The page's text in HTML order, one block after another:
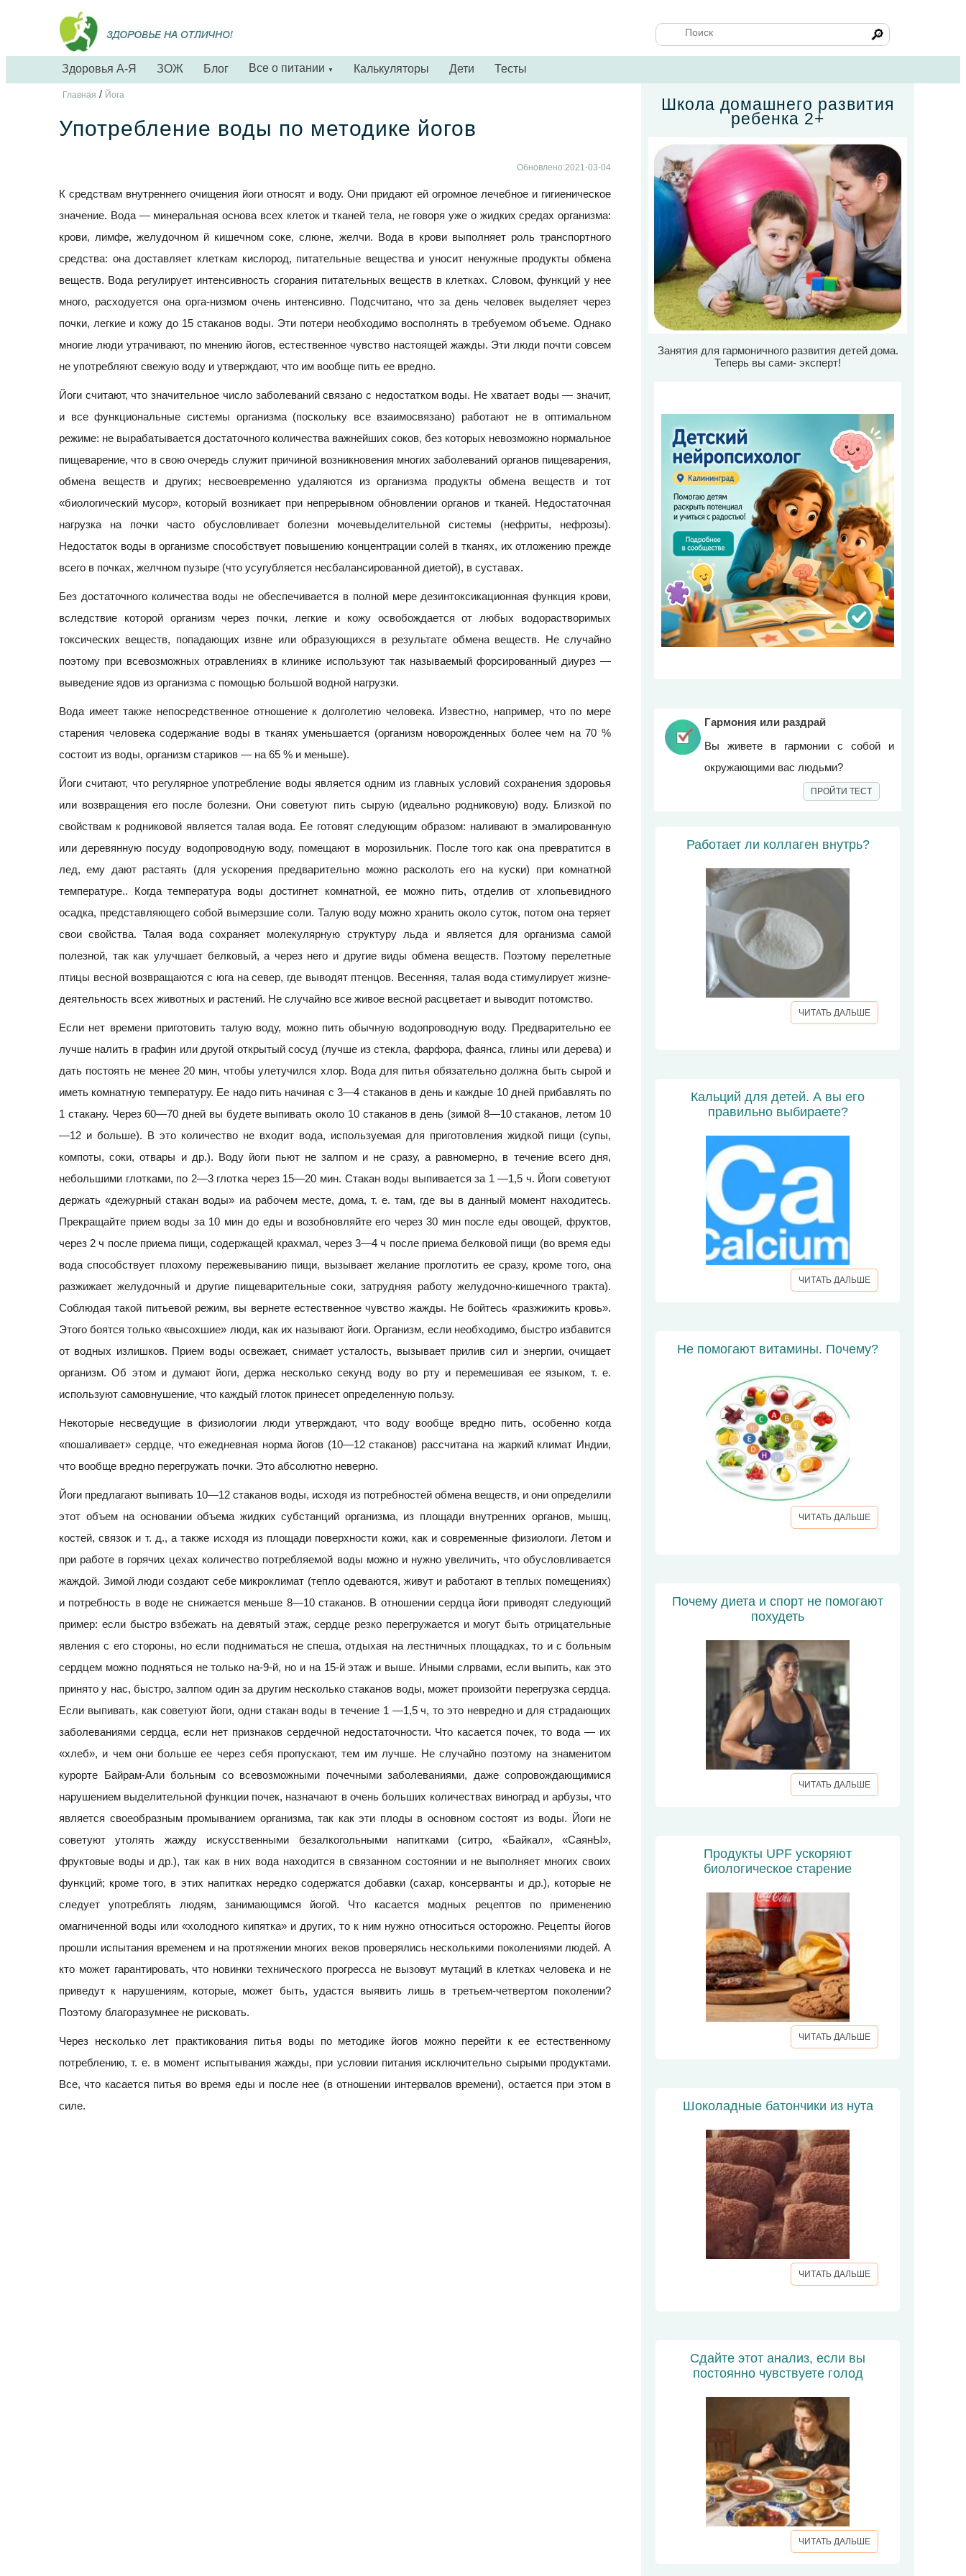
🔎
Здоровья А-Я ЗОЖ Блог Все о питании ▼ Калькуляторы Дети Тесты
Главная / Йога
Употребление воды по методике йогов
Обновлено:2021-03-04
К средствам внутреннего очищения йоги относят и воду. Они придают ей огромное лечебное и гигиеническое
значение. Вода — минеральная основа всех клеток и тканей тела, не говоря уже о жидких средах организма:
крови, лимфе, желудочном й кишечном соке, слюне, желчи. Вода в крови выполняет роль транспортного
средства: она доставляет клеткам кислород, питательные вещества и уносит ненужные продукты обмена
веществ. Вода регулирует интенсивность сгорания питательных веществ в клетках. Словом, функций у нее
много, расходуется она орга-низмом очень интенсивно. Подсчитано, что за день человек выделяет через
почки, легкие и кожу до 15 стаканов воды. Эти потери необходимо восполнять в требуемом объеме. Однако
многие люди утрачивают, по мнению йогов, естественное чувство настоящей жажды. Эти люди почти совсем
не употребляют свежую воду и утверждают, что им вообще пить ее вредно.
Йоги считают, что значительное число заболеваний связано с недостатком воды. Не хватает воды — значит,
и все функциональные системы организма (поскольку все взаимосвязано) работают не в оптимальном
режиме: не вырабатывается достаточного количества важнейших соков, без которых невозможно нормальное
пищеварение, что в свою очередь служит причиной возникновения многих заболеваний органов пищеварения,
обмена веществ и других; несвоевременно удаляются из организма продукты обмена веществ и тот
«биологический мусор», который возникает при непрерывном обновлении органов и тканей. Недостаточная
нагрузка на почки часто обусловливает болезни мочевыделительной системы (нефриты, нефрозы).
Недостаток воды в организме способствует повышению концентрации солей в тканях, их отложению прежде
всего в почках, желчном пузыре (что усугубляется несбалансированной диетой), в суставах.
Без достаточного количества воды не обеспечивается в полной мере дезинтоксикационная функция крови,
вследствие которой организм через почки, легкие и кожу освобождается от любых водорастворимых
токсических веществ, попадающих извне или образующихся в результате обмена веществ. Не случайно
поэтому при всевозможных отравлениях в клинике используют так называемый форсированный диурез —
выведение ядов из организма с помощью большой водной нагрузки.
Вода имеет также непосредственное отношение к долголетию человека. Известно, например, что по мере
старения человека содержание воды в тканях уменьшается (организм новорожденных более чем на 70 %
состоит из воды, организм стариков — на 65 % и меньше).
Йоги считают, что регулярное употребление воды является одним из главных условий сохранения здоровья
или возвращения его после болезни. Они советуют пить сырую (идеально родниковую) воду. Близкой по
свойствам к родниковой является талая вода. Ее готовят следующим образом: наливают в эмалированную
или деревянную посуду водопроводную воду, помещают в морозильник. После того как она превратится в
лед, ему дают растаять (для ускорения предварительно можно расколоть его на куски) при комнатной
температуре.. Когда температура воды достигнет комнатной, ее можно пить, отделив от хлопьевидного
осадка, представляющего собой вымерзшие соли. Талую воду можно хранить около суток, потом она теряет
свои свойства. Талая вода сохраняет молекулярную структуру льда и является для организма самой
полезной, так как улучшает белковый, а через него и другие виды обмена веществ. Поэтому перелетные
птицы весной возвращаются с юга на север, где выводят птенцов. Весенняя, талая вода стимулирует жизне-
деятельность всех животных и растений. Не случайно все живое весной расцветает и выводит потомство.
Если нет времени приготовить талую воду, можно пить обычную водопроводную воду. Предварительно ее
лучше налить в графин или другой открытый сосуд (лучше из стекла, фарфора, фаянса, глины или дерева) и
дать постоять не менее 20 мин, чтобы улетучился хлор. Вода для питья обязательно должна быть сырой и
иметь комнатную температуру. Ее надо пить начиная с 3—4 стаканов в день и каждые 10 дней прибавлять по
1 стакану. Через 60—70 дней вы будете выпивать около 10 стаканов в день (зимой 8—10 стаканов, летом 10
—12 и больше). В это количество не входит вода, используемая для приготовления жидкой пищи (супы,
компоты, соки, отвары и др.). Воду йоги пьют не залпом и не сразу, а равномерно, в течение всего дня,
небольшими глотками, по 2—3 глотка через 15—20 мин. Стакан воды выпивается за 1 —1,5 ч. Йоги советуют
держать «дежурный стакан воды» иа рабочем месте, дома, т. е. там, где вы в данный момент находитесь.
Прекращайте прием воды за 10 мин до еды и возобновляйте его через 30 мин после еды овощей, фруктов,
через 2 ч после приема пищи, содержащей крахмал, через 3—4 ч после приема белковой пищи (во время еды
вода способствует плохому пережевыванию пищи, вызывает желание проглотить ее сразу, кроме того, она
разжижает желудочный и другие пищеварительные соки, затрудняя работу желудочно-кишечного тракта).
Соблюдая такой питьевой режим, вы вернете естественное чувство жажды. Не бойтесь «разжижить кровь».
Этого боятся только «высохшие» люди, как их называют йоги. Организм, если необходимо, быстро избавится
от водных излишков. Прием воды освежает, снимает усталость, вызывает прилив сил и энергии, очищает
организм. Об этом и думают йоги, держа несколько секунд воду во рту и перемешивая ее языком, т. е.
используют самовнушение, что каждый глоток принесет определенную пользу.
Некоторые несведущие в физиологии люди утверждают, что воду вообще вредно пить, особенно когда
«пошаливает» сердце, что ежедневная норма йогов (10—12 стаканов) рассчитана на жаркий климат Индии,
что вообще вредно перегружать почки. Это абсолютно неверно.
Йоги предлагают выпивать 10—12 стаканов воды, исходя из потребностей обмена веществ, и они определили
этот объем на основании объема жидких субстанций организма, из площади внутренних органов, мышц,
костей, связок и т. д., а также исходя из площади поверхности кожи, как и современные физиологи. Летом и
при работе в горячих цехах количество потребляемой воды можно и нужно увеличить, что обусловливается
жаждой. Зимой люди создают себе микроклимат (тепло одеваются, живут и работают в теплых помещениях)
и потребность в воде не снижается меньше 8—10 стаканов. В отношении сердца йоги приводят следующий
пример: если быстро взбежать на девятый этаж, сердце резко перегружается и могут быть отрицательные
явления с его стороны, но если подниматься не спеша, отдыхая на лестничных площадках, то и с больным
сердцем можно подняться не только на-9-й, но и на 15-й этаж и выше. Иными слрвами, если выпить, как это
принято у нас, быстро, залпом один за другим несколько стаканов воды, может произойти перегрузка сердца.
Если выпивать, как советуют йоги, одни стакан воды в течение 1 —1,5 ч, то это невредно и для страдающих
заболеваниями сердца, если нет признаков сердечной недостаточности. Что касается почек, то вода — их
«хлеб», и чем они больше ее через себя пропускают, тем им лучше. Не случайно поэтому на знаменитом
курорте Байрам-Али больным со всевозможными почечными заболеваниями, даже сопровождающимися
нарушением выделительной функции почек, назначают в очень больших количествах виноград и арбузы, что
является своеобразным промыванием организма, так как эти плоды в основном состоят из воды. Йоги не
советуют утолять жажду искусственными безалкогольными напитками (ситро, «Байкал», «СаянЫ»,
фруктовые воды и др.), так как в них вода находится в связанном состоянии и не выполняет многих своих
функций; кроме того, в этих напитках нередко содержатся добавки (сахар, консерванты и др.), которые не
следует употреблять людям, занимающимся йогой. Что касается модных рецептов по применению
омагниченной воды или «холодного кипятка» и других, то к ним нужно относиться осторожно. Рецепты йогов
прошли испытания временем и на протяжении многих веков проверялись несколькими поколениями людей. А
кто может гарантировать, что новинки технического прогресса не вызовут мутаций в клетках человека и не
приведут к нарушениям, которые, может быть, удастся выявить лишь в третьем-четвертом поколении?
Поэтому благоразумнее не рисковать.
Через несколько лет практикования питья воды по методике йогов можно перейти к ее естественному
потреблению, т. е. в момент испытывания жажды, при условии питания исключительно сырыми продуктами.
Все, что касается питья во время еды и после нее (в отношении интервалов времени), остается при этом в
силе.
Школа домашнего развития
ребенка 2+
Занятия для гармоничного развития детей дома.
Теперь вы сами- эксперт!
Гармония или раздрай
Вы живете в гармонии с собой и
окружающими вас людьми?
ПРОЙТИ ТЕСТ
Работает ли коллаген внутрь?
ЧИТАТЬ ДАЛЬШЕ
Кальций для детей. А вы его
правильно выбираете?
ЧИТАТЬ ДАЛЬШЕ
Не помогают витамины. Почему?
ЧИТАТЬ ДАЛЬШЕ
Почему диета и спорт не помогают
похудеть
ЧИТАТЬ ДАЛЬШЕ
Продукты UPF ускоряют
биологическое старение
ЧИТАТЬ ДАЛЬШЕ
Шоколадные батончики из нута
ЧИТАТЬ ДАЛЬШЕ
Сдайте этот анализ, если вы
постоянно чувствуете голод
ЧИТАТЬ ДАЛЬШЕ